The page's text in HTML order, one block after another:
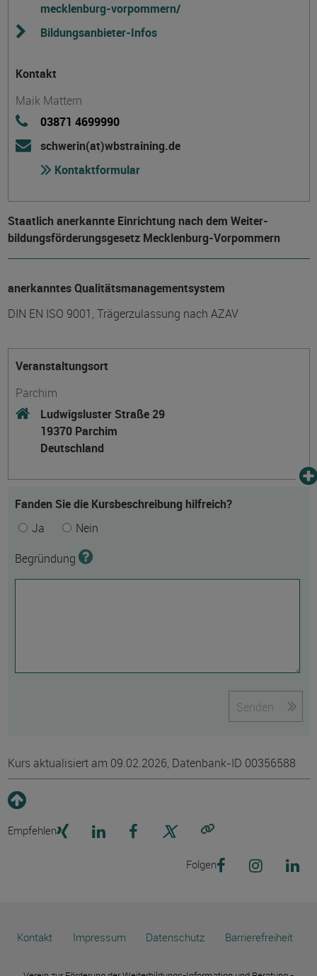
mecklenburg-vorpommern/
Bildungsanbieter-Infos
Kontakt
Maik Mattern
03871 4699990
schwerin(at)wbstraining.de
Kontaktformular
Staatlich anerkannte Einrichtung nach dem Weiter­
bildungs­förderungs­gesetz Mecklenburg-Vorpommern
anerkanntes Qualitätsmanagementsystem
DIN EN ISO 9001, Trägerzulassung nach AZAV
Veranstaltungsort
Parchim
Ludwigsluster Straße 29
19370 Parchim
Deutschland
Fanden Sie die Kursbeschreibung hilfreich?
Ja
Nein
Begründung
Senden
Kurs aktualisiert am 09.02.2026, Datenbank-ID 00356588
Empfehlen
Folgen
Kontakt Impressum Datenschutz Barrierefreiheit